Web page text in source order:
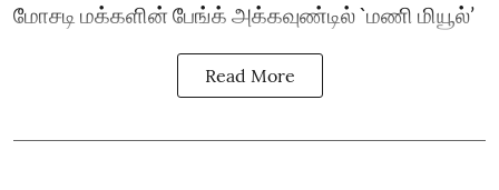
மோசடி மக்களின் பேங்க் அக்கவுண்டில் `மணி மியூல்’
Read More